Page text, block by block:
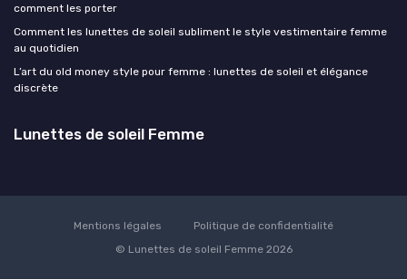
comment les porter
Comment les lunettes de soleil subliment le style vestimentaire femme
au quotidien
L’art du old money style pour femme : lunettes de soleil et élégance
discrète
Lunettes de soleil Femme
Mentions légales
Politique de confidentialité
© Lunettes de soleil Femme 2026